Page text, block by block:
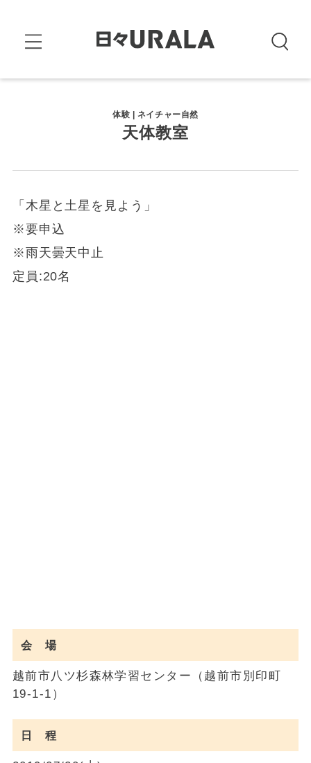
体験 | ネイチャー自然
天体教室
「木星と土星を見よう」
※要申込
※雨天曇天中止
定員:20名
会 場
越前市八ツ杉森林学習センター（越前市別印町
19-1-1）
日 程